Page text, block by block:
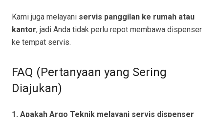
Kami juga melayani servis panggilan ke rumah atau
kantor, jadi Anda tidak perlu repot membawa dispenser
ke tempat servis.
FAQ (Pertanyaan yang Sering
Diajukan)
1. Apakah Argo Teknik melayani servis dispenser